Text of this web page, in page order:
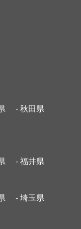
- 秋田県
- 福井県
- 埼玉県